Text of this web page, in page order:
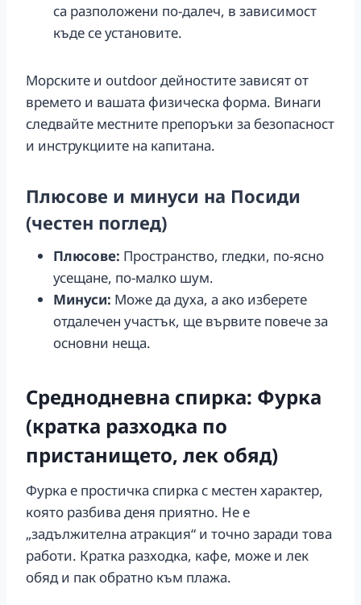
са разположени по-далеч, в зависимост
къде се установите.
Морските и outdoor дейностите зависят от
времето и вашата физическа форма. Винаги
следвайте местните препоръки за безопасност
и инструкциите на капитана.
Плюсове и минуси на Посиди
(честен поглед)
Плюсове: Пространство, гледки, по-ясно
усещане, по-малко шум.
Минуси: Може да духа, а ако изберете
отдалечен участък, ще вървите повече за
основни неща.
Среднодневна спирка: Фурка
(кратка разходка по
пристанището, лек обяд)
Фурка е простичка спирка с местен характер,
която разбива деня приятно. Не е
„задължителна атракция“ и точно заради това
работи. Кратка разходка, кафе, може и лек
обяд и пак обратно към плажа.